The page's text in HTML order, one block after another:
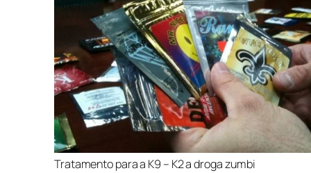
Tratamento para a K9 – K2 a droga zumbi